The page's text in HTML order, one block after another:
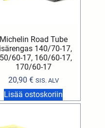
Michelin Road Tube
140/70-17,
60-17, 160/60-17,
170/60-17
20,90 € SIS. ALV
Lisää ostoskoriin